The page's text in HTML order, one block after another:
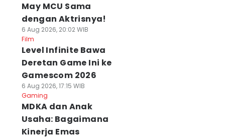
May MCU Sama
dengan Aktrisnya!
6 Aug 2026, 20:02 WIB
Film
Level Infinite Bawa
Deretan Game Ini ke
Gamescom 2026
6 Aug 2026, 17:15 WIB
Gaming
MDKA dan Anak
Usaha: Bagaimana
Kinerja Emas